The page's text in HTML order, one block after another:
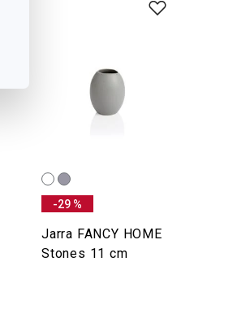
-29 %
Jarra FANCY HOME
Stones 11 cm